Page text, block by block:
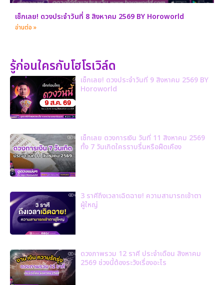
เช็กเลย! ดวงประจำวันที่ 8 สิงหาคม 2569 BY Horoworld
อ่านต่อ »
รู้ก่อนใครกับโฮโรเวิล์ด
เช็กเลย! ดวงประจำวันที่ 9 สิงหาคม 2569 BY
Horoworld
เช็กเลย ดวงการเงิน วันที่ 11 สิงหาคม 2569
ทั้ง 7 วันเกิดใครราบรื่นหรือฝืดเคือง
3 ราศีถึงเวลาเฉิดฉาย! ความสามารถเข้าตา
ผู้ใหญ่
ดวงภาพรวม 12 ราศี ประจำเดือน สิงหาคม
2569 ช่วงนี้ต้องระวังเรื่องอะไร